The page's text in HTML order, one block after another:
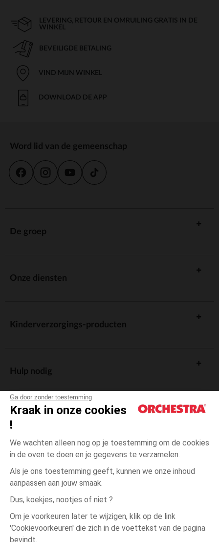
Ga door zonder toestemming
Kraak in onze cookies
!
We wachten alleen nog op je toestemming om de cookies
in de oven te doen en je gegevens te verzamelen.
Als je ons toestemming geeft, kunnen we onze inhoud
aanpassen aan jouw smaak.
Dus, koekjes, nootjes of niet ?
Om je voorkeuren later te wijzigen, klik op de link
'Cookievoorkeuren' die zich in de voettekst van de pagina
bevindt.
Blauw Blauw
één
LEVERING, RETOUR EN OMRUILING GRATIS IN DE
WINKEL
BEVEILIGDE BETALING
VIND MIJN WINKEL
DOWNLOAD DE APP
Word lid van de gemeenschap
De groep
Onze diensten
Kinderverzorgings-producten
Hulp nodig
Algemene verkoopsvoorwaarden
Wettelijke bepalingen
Persoonsgegevens